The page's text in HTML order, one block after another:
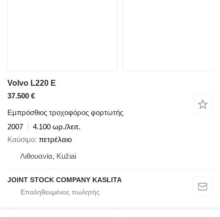
Volvo L220 E
37.500 €
Εμπρόσθιος τροχοφόρος φορτωτής
2007
4.100 ωρ./λειτ.
Καύσιμο πετρέλαιο
Λιθουανία, Kužiai
JOINT STOCK COMPANY KASLITA